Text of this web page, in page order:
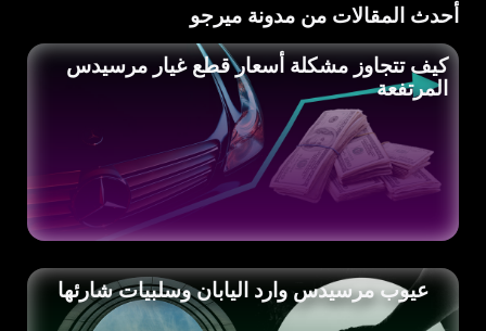
أحدث المقالات من مدونة ميرجو
كيف تتجاوز مشكلة أسعار قطع غيار مرسيدس
المرتفعة
عيوب مرسيدس وارد اليابان وسلبيات شارئها